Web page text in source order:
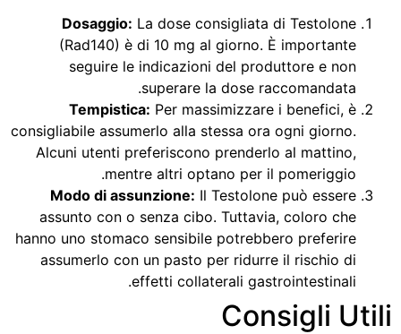
Dosaggio: La dose consigliata di Testolone
(Rad140) è di 10 mg al giorno. È importante
seguire le indicazioni del produttore e non
superare la dose raccomandata.
Tempistica: Per massimizzare i benefici, è
consigliabile assumerlo alla stessa ora ogni giorno.
Alcuni utenti preferiscono prenderlo al mattino,
mentre altri optano per il pomeriggio.
Modo di assunzione: Il Testolone può essere
assunto con o senza cibo. Tuttavia, coloro che
hanno uno stomaco sensibile potrebbero preferire
assumerlo con un pasto per ridurre il rischio di
effetti collaterali gastrointestinali.
Consigli Utili